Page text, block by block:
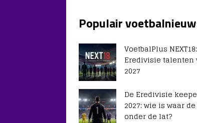
Populair
VoetbalPlus
Eredivisie talenten
2027
De Eredivisie
2027: wie is waar
onder de lat?